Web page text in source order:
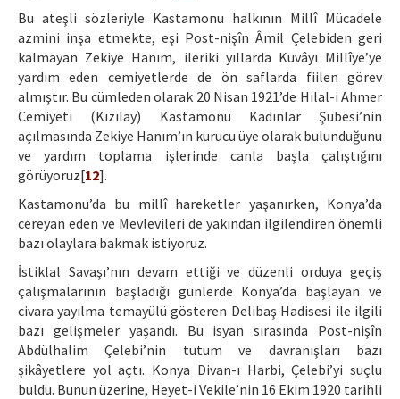
Bu ateşli sözleriyle Kastamonu halkının Millî Mücadele
azmini inşa etmekte, eşi Post-nişîn Âmil Çelebiden geri
kalmayan Zekiye Hanım, ileriki yıllarda Kuvâyı Millîye’ye
yardım eden cemiyetlerde de ön saflarda fiilen görev
almıştır. Bu cümleden olarak 20 Nisan 1921’de Hilal-i Ahmer
Cemiyeti (Kızılay) Kastamonu Kadınlar Şubesi’nin
açılmasında Zekiye Hanım’ın kurucu üye olarak bulunduğunu
ve yardım toplama işlerinde canla başla çalıştığını
görüyoruz[12].
Kastamonu’da bu millî hareketler yaşanırken, Konya’da
cereyan eden ve Mevlevileri de yakından ilgilendiren önemli
bazı olaylara bakmak istiyoruz.
İstiklal Savaşı’nın devam ettiği ve düzenli orduya geçiş
çalışmalarının başladığı günlerde Konya’da başlayan ve
civara yayılma temayülü gösteren Delibaş Hadisesi ile ilgili
bazı gelişmeler yaşandı. Bu isyan sırasında Post-nişîn
Abdülhalim Çelebi’nin tutum ve davranışları bazı
şikâyetlere yol açtı. Konya Divan-ı Harbi, Çelebi’yi suçlu
buldu. Bunun üzerine, Heyet-i Vekile’nin 16 Ekim 1920 tarihli